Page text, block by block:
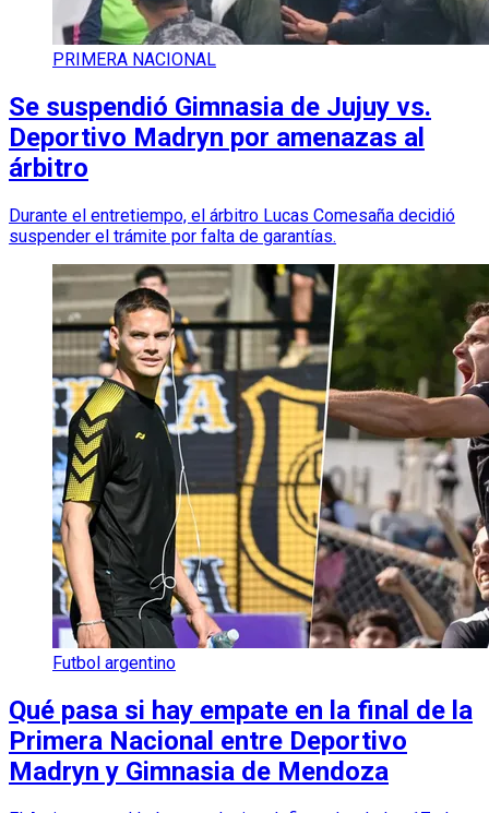
PRIMERA NACIONAL
Se suspendió Gimnasia de Jujuy vs.
Deportivo Madryn por amenazas al
árbitro
Durante el entretiempo, el árbitro Lucas Comesaña decidió
suspender el trámite por falta de garantías.
Futbol argentino
Qué pasa si hay empate en la final de la
Primera Nacional entre Deportivo
Madryn y Gimnasia de Mendoza